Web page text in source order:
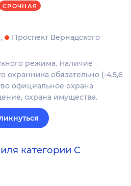
СРОЧНАЯ
Проспект Вернадского
режима. Наличие
охранника обязательно (-4,5,6
официальное охрана
охрана имущества.
категории C